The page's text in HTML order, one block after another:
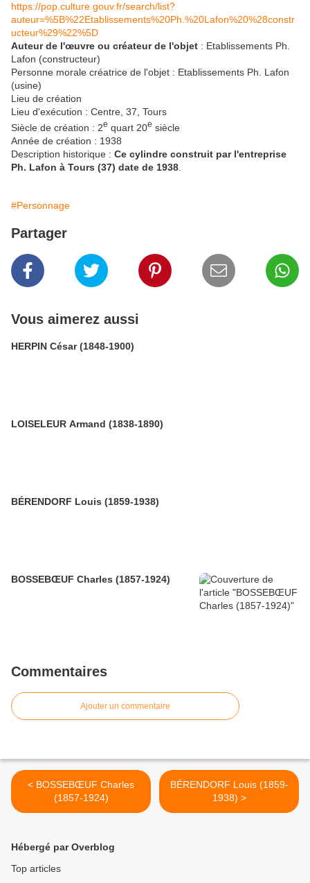
https://pop.culture.gouv.fr/search/list?
auteur=%5B%22Etablissements%20Ph.%20Lafon%20%28constr
ucteur%29%22%5D
Auteur de l'œuvre ou créateur de l'objet : Etablissements Ph.
Lafon (constructeur)
Personne morale créatrice de l'objet : Etablissements Ph. Lafon
(usine)
Lieu de création
Lieu d'exécution : Centre, 37, Tours
Siècle de création : 2e quart 20e siècle
Année de création : 1938
Description historique : Ce cylindre construit par l'entreprise
Ph. Lafon à Tours (37) date de 1938
#Personnage
Partager
Vous aimerez aussi
HERPIN César (1848-1900)
LOISELEUR Armand (1838-1890)
BÉRENDORF Louis (1859-1938)
BOSSEBŒUF Charles (1857-1924)
Commentaires
Ajouter un commentaire
< BOSSEBŒUF Charles
(1857-1924)
BÉRENDORF Louis (1859-
1938) >
Hébergé par Overblog
Top articles